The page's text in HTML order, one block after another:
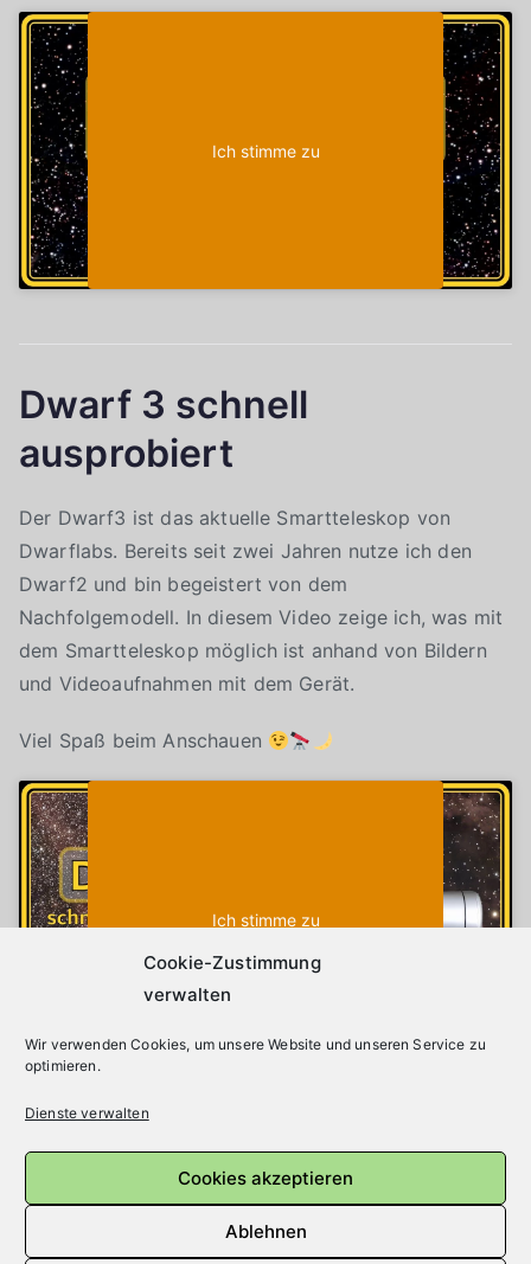
Cookie-Zustimmung
verwalten
Wir verwenden Cookies, um unsere Website und unseren Service zu
optimieren.
Dienste verwalten
Cookies akzeptieren
Ablehnen
Ich stimme zu
Dwarf 3 schnell
ausprobiert
Der Dwarf3 ist das aktuelle Smartteleskop von
Dwarflabs. Bereits seit zwei Jahren nutze ich den
Dwarf2 und bin begeistert von dem
Nachfolgemodell. In diesem Video zeige ich, was mit
dem Smartteleskop möglich ist anhand von Bildern
und Videoaufnahmen mit dem Gerät.
Viel Spaß beim Anschauen
Ich stimme zu
Beitragsnavigation
Neuere Beiträge